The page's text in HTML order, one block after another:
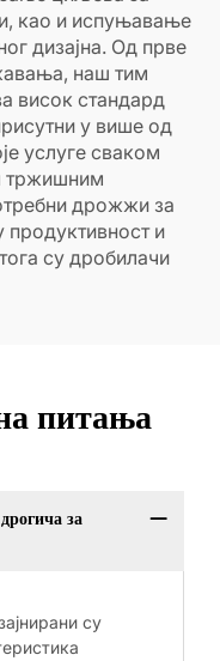
као и испуњавање
дизајна. Од прве
наш тим
висок стандард
у више од
услуге сваком
тржишним
дрожжи за
продуктивност и
су дробилачи
питања
за
су